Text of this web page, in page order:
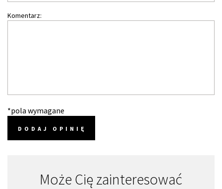
Komentarz:
*pola wymagane
DODAJ OPINIĘ
Może Cię zainteresować